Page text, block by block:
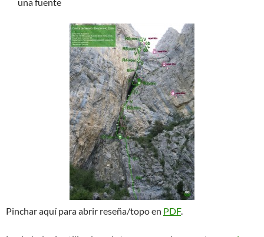
Pinchar aquí para abrir reseña/topo en PDF.